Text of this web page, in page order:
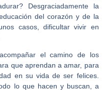
Desgraciadamente la
del corazón y de la
casos, dificultar vivir en
el camino de los
que aprendan a amar, para
en su vida de ser felices.
lo que hacen y buscan, a